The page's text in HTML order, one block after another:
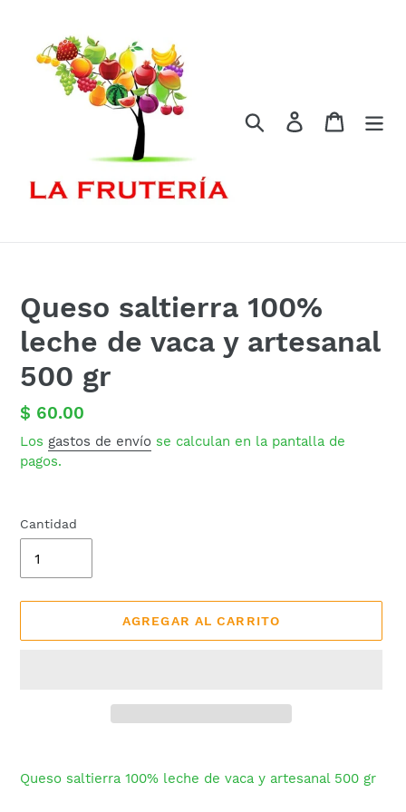
directamente
contenido
Buscar IngresarCarrito
Queso saltierra 100%
leche de vaca y artesanal
500 gr
Precio
habitual
$ 60.00
Los gastos de envío se calculan en la pantalla de
pagos.
Cantidad
AGREGAR AL CARRITO
el
producto
Queso saltierra 100% leche de vaca y artesanal 500 gr